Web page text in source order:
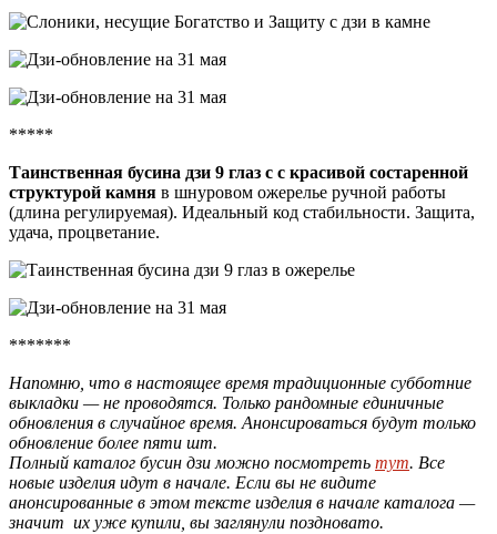
*****
Таинственная бусина дзи 9 глаз с с красивой состаренной
структурой камня в шнуровом ожерелье ручной работы
(длина регулируемая). Идеальный код стабильности. Защита,
удача, процветание.
*******
Напомню, что в настоящее время традиционные субботние
выкладки — не проводятся. Только рандомные единичные
обновления в случайное время. Анонсироваться будут только
обновление более пяти шт.
Полный каталог бусин дзи можно посмотреть тут. Все
новые изделия идут в начале. Если вы не видите
анонсированные в этом тексте изделия в начале каталога —
значит их уже купили, вы заглянули поздновато.